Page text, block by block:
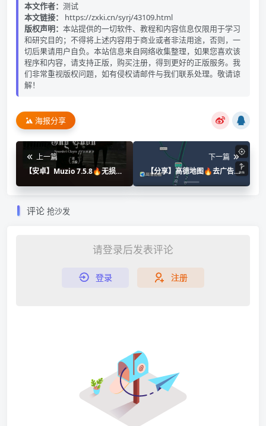
本文作者： 测试
本文链接：
https://zxki.cn/syrj/43109.html
版权声明： 本站提供的一切软件、教程和内容信息仅限用于学习
和研究目的；不得将上述内容用于商业或者非法用途，否则，一
切后果请用户自负。本站信息来自网络收集整理，如果您喜欢该
程序和内容，请支持正版，购买注册，得到更好的正版服务。我
们非常重视版权问题，如有侵权请邮件与我们联系处理。敬请谅
解！
海报分享
上一篇
【安卓】Muzio 7.5.8🔥无损音
下一篇
【分享】高德地图🔥去广告精
简版！包含各种功能 导航神器
评论 抢沙发
请登录后发表评论
登录 注册